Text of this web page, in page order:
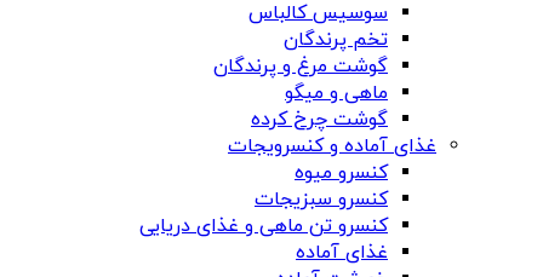
سوسیس کالباس
تخم پرندگان
گوشت مرغ و پرندگان
ماهی و میگو
گوشت چرخ کرده
غذای آماده و کنسرویجات
کنسرو میوه
کنسرو سبزیجات
کنسرو تن ماهی و غذای دریایی
غذای آماده